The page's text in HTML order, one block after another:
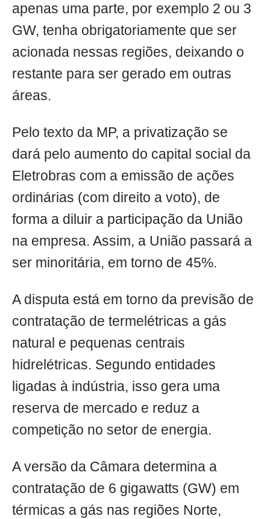
apenas uma parte, por exemplo 2 ou 3
GW, tenha obrigatoriamente que ser
acionada nessas regiões, deixando o
restante para ser gerado em outras
áreas.
Pelo texto da MP, a privatização se
dará pelo aumento do capital social da
Eletrobras com a emissão de ações
ordinárias (com direito a voto), de
forma a diluir a participação da União
na empresa. Assim, a União passará a
ser minoritária, em torno de 45%.
A disputa está em torno da previsão de
contratação de termelétricas a gás
natural e pequenas centrais
hidrelétricas. Segundo entidades
ligadas à indústria, isso gera uma
reserva de mercado e reduz a
competição no setor de energia.
A versão da Câmara determina a
contratação de 6 gigawatts (GW) em
térmicas a gás nas regiões Norte,